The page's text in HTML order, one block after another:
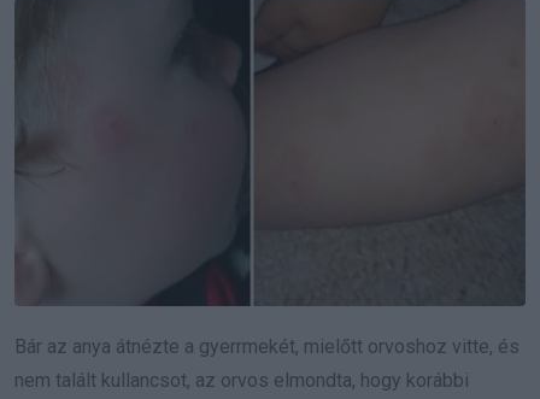
Bár az anya átnézte a gyerrmekét, mielőtt orvoshoz vitte, és
nem talált kullancsot, az orvos elmondta, hogy korábbi